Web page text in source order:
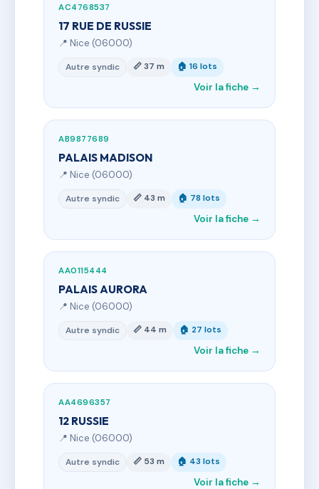
AC4768537
17 RUE DE RUSSIE
📍 Nice (06000)
Autre syndic 📏 37 m 🏠 16 lots
Voir la fiche →
AB9877689
PALAIS MADISON
📍 Nice (06000)
Autre syndic 📏 43 m 🏠 78 lots
Voir la fiche →
AA0115444
PALAIS AURORA
📍 Nice (06000)
Autre syndic 📏 44 m 🏠 27 lots
Voir la fiche →
AA4696357
12 RUSSIE
📍 Nice (06000)
Autre syndic 📏 53 m 🏠 43 lots
Voir la fiche →